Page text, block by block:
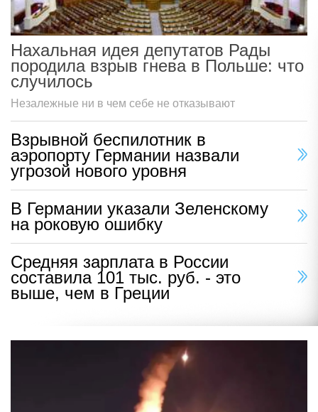
Нахальная идея депутатов Рады
породила взрыв гнева в Польше: что
случилось
Незалежные ни в чем себе не отказывают
Взрывной беспилотник в
аэропорту Германии назвали
угрозой нового уровня
В Германии указали Зеленскому
на роковую ошибку
Средняя зарплата в России
составила 101 тыс. руб. - это
выше, чем в Греции